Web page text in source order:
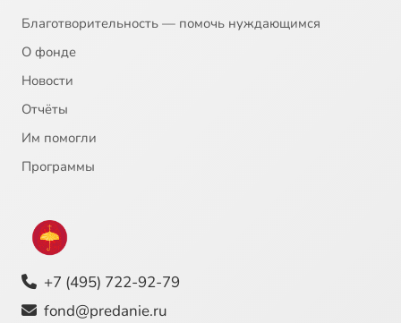
Благотворительность — помочь нуждающимся
О фонде
Новости
Отчёты
Им помогли
Программы
+7 (495) 722-92-79
fond@predanie.ru